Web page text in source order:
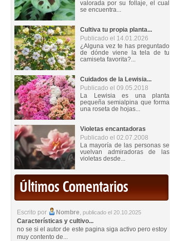
valorada por su follaje, el cual
se encuentra...
Cultiva tu propia planta...
Publicado el 14.01.2026
¿Alguna vez te has preguntado
de dónde viene la tela de tu
camiseta favorita?...
Cuidados de la Lewisia...
Publicado el 09.05.2018
La Lewisia es una planta
pequeña semialpina que forma
una roseta de hojas...
Violetas encantadoras
Publicado el 02.07.2008
La mayoría de las personas se
vuelvan admiradoras de las
violetas desde...
Últimos Comentarios
Escrito por Nombre, publicado el 20.10.2025
Características y cultivo...
no se si el autor de este pagina siga activo pero estoy
muy contento de...